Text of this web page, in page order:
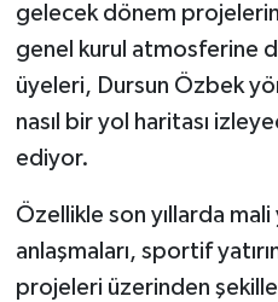
gelecek dönem
genel kurul atmosferine
üyeleri, Dursun Özbek
nasıl bir yol haritası
ediyor.
Özellikle son yıllarda
anlaşmaları, sportif
projeleri üzerinden